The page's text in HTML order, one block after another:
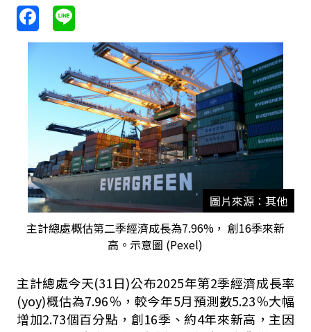
圖片來源：其他
主計總處概估第二季經濟成長為7.96%， 創16季來新
高。示意圖 (Pexel)
主計總處今天(31日)公布2025年第2季經濟成長率
(yoy)概估為7.96％，較今年5月預測數5.23％大幅
增加2.73個百分點，創16季、約4年來新高，主因